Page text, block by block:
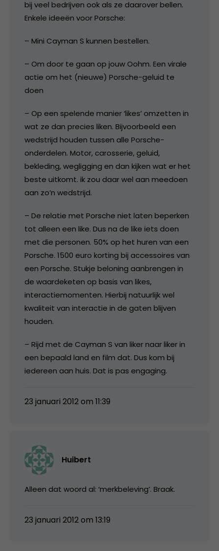
bij veel bedrijven ook als ze daarover bellen.
Enkele ideeën voor Porsche:
– Mini Cayman S kunnen bestellen.
– Om door te gaan op jouw Oohm. Een virale
actie om het (nieuwe) Porsche-geluid te
doen
– Op een spelende manier ‘likes’ omzetten in
wat ze dan precies liken. Bijvoorbeeld een
wedstrijd houden tussen alle Porsche-
onderdelen. Motor, carosserie, geluid,
bekleding, wegligging en dan kijken wat er het
beste uitkomt. ik zou daar wel aan meedoen
aan zo’n wedstrijd.
– De relatie met Porsche niet laten beperken
tot alleen een like. Dus na de like iets doen
met die personen. 50% op het huren van een
Porsche. 1500 euro korting bij accessoires van
een Porsche. Stukje beloning aanbrengen in
de waardeketen op basis van likes,
interactiemomenten. Hierbij natuurlijk wel
kwaliteit van interactie in de gaten blijven
houden.
– Rijd met de Cayman S van liker naar liker in
een bepaald land en film dat. Dus kom bij
iedereen aan huis. Dat is pas engaging.
23 januari 2012 om 11:39
Huibert
Alleen dat woord al: ‘merkbeleving’. Braak.
23 januari 2012 om 13:19